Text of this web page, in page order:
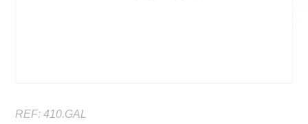
REF:410.GAL